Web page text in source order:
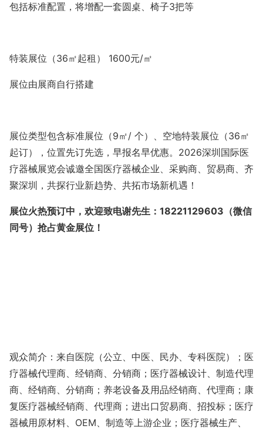
包括标准配置，将增配一套圆桌、椅子3把等
特装展位（36㎡起租） 1600元/㎡
展位由展商自行搭建
展位类型包含标准展位（9㎡/ 个）、空地特装展位（36㎡
起订），位置先订先选，早报名早优惠。 2026深圳国际医
疗器械展览会诚邀全国医疗器械企业、采购商、贸易商、齐
聚深圳，共探行业新趋势、共拓市场新机遇！
展位火热预订中，欢迎致电谢先生： 18221129603（微信
同号）抢占黄金展位！
观众简介：来自医院（公立、中医、民办、专科医院）；医
疗器械代理商、经销商、分销商；医疗器械设计、制造代理
商、经销商、分销商；养老设备及用品经销商、代理商；康
复医疗器械经销商、代理商；进出口贸易商、招投标；医疗
器械用原材料、 OEM、制造等上游企业；医疗器械生产、